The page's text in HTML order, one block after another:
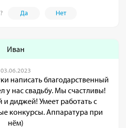
Да Нет
Иван
03.06.2023
написать благодарственный
у нас свадьбу. Мы счастливы!
диджей! Умеет работать с
конкурсы. Аппаратура при
нём)